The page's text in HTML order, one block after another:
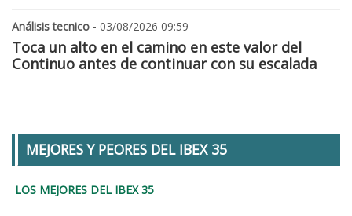
Análisis tecnico - 03/08/2026 09:59
Toca un alto en el camino en este valor del
Continuo antes de continuar con su escalada
MEJORES Y PEORES DEL IBEX 35
LOS MEJORES DEL IBEX 35